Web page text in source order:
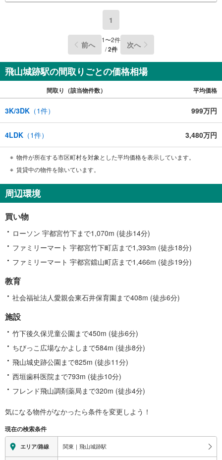
1
前へ 1〜2件
/2件 次へ
飛山城跡駅の間取りごとの価格相場
間取り（該当物件数） 平均価格
3K/3DK （1件） 999万円
4LDK （1件） 3,480万円
物件が所在する市区町村を対象とした平均価格を表示しています。
賃貸中の物件を除いています。
周辺環境
買い物
ローソン 宇都宮竹下まで1,070m (徒歩14分)
ファミリーマート 宇都宮竹下町店まで1,393m (徒歩18分)
ファミリーマート 宇都宮鐺山町店まで1,466m (徒歩19分)
教育
社会福祉法人愛親会東石井保育園まで408m (徒歩6分)
施設
竹下後久保児童公園まで450m (徒歩6分)
ちびっこ広場なかよしまで584m (徒歩8分)
飛山城史跡公園まで825m (徒歩11分)
西垣歯科医院まで793m (徒歩10分)
フレンド飛山調剤薬局まで320m (徒歩4分)
気になる物件がなかったら条件を変更しよう！
現在の検索条件
エリア/路線 関東｜飛山城跡駅